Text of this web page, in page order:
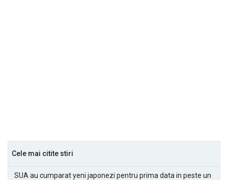
Cele mai citite stiri
SUA au cumparat yeni japonezi pentru prima data in peste un